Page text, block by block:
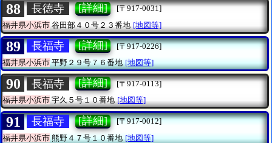
88 長徳寺 [詳細]
[〒917-0031]
福井県小浜市 谷田部４０号２３番地 [地図等]
89 長福寺 [詳細]
[〒917-0226]
福井県小浜市平野２９号７６番地 [地図等]
90 長福寺 [詳細]
[〒917-0113]
福井県小浜市宇久５号１０番地 [地図等]
91 長福寺 [詳細]
[〒917-0012]
福井県小浜市熊野４７号１０番地 [地図等]